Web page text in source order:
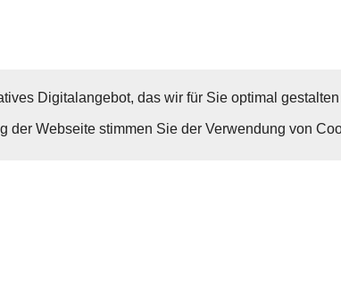
Digitalangebot, das wir für Sie optimal
Webseite stimmen Sie der Verwendung von